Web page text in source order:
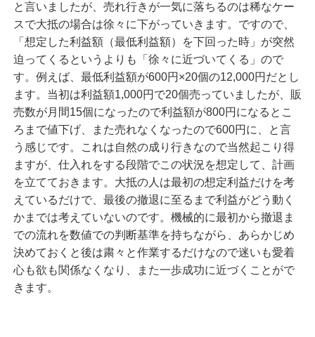
と言いましたが、売れ行きが一気に落ちるのは稀なケー
スで大抵の場合は徐々に下がっていきます。ですので、
「想定した利益額（最低利益額）を下回った時」が突然
迫ってくるというよりも「徐々に近づいてくる」ので
す。例えば、最低利益額が600円×20個の12,000円だとし
ます。当初は利益額1,000円で20個売っていましたが、販
売数が月間15個になったので利益額が800円になるとこ
ろまで値下げ、また売れなくなったので600円に、と言
う感じです。これは自然の成り行きなので当然起こり得
ますが、仕入れをする段階でこの状況を想定して、計画
を立てておきます。大抵の人は最初の想定利益だけを考
えているだけで、最後の撤退に至るまで利益がどう動く
かまでは考えていないのです。機械的に最初から撤退ま
での流れを数値での判断基準を持ちながら、あらかじめ
決めておくと後は粛々と作業するだけなので迷いも愛着
心も欲も関係なくなり、また一歩成功に近づくことがで
きます。